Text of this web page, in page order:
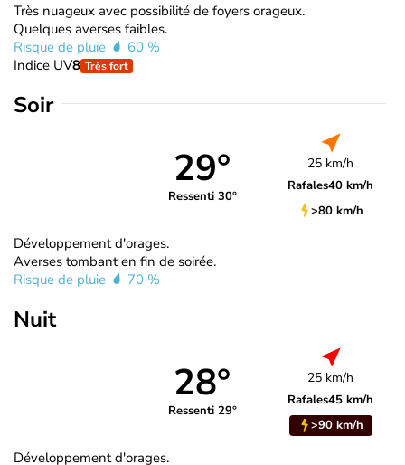
Très nuageux avec possibilité de foyers orageux.
Quelques averses faibles.
Risque de pluie
60 %
Indice UV8 Très fort
Soir
29°
Ressenti 30°
25 km/h
Rafales40 km/h
>80 km/h
Développement d'orages.
Averses tombant en fin de soirée.
Risque de pluie
70 %
Nuit
28°
Ressenti 29°
25 km/h
Rafales45 km/h
>90 km/h
Développement d'orages.